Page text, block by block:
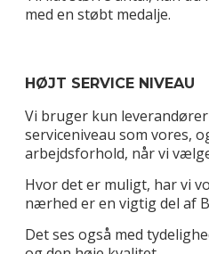
med en støbt medalje.
HØJT SERVICE NIVEAU
Vi bruger kun leverandører
serviceniveau som vores,
arbejdsforhold, når vi
Hvor det er muligt, har vi
nærhed er en vigtig del af
Det ses også med